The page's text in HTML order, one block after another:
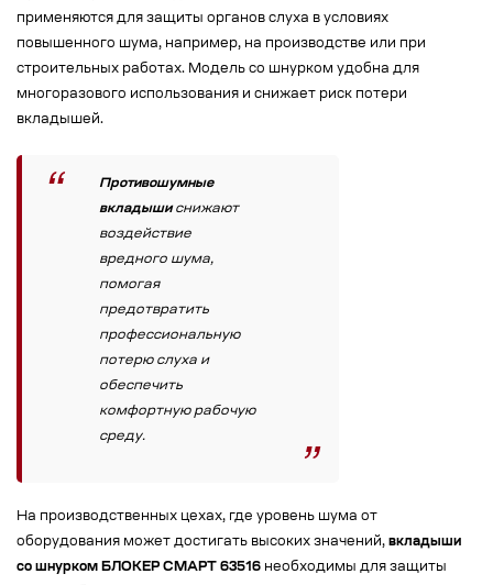
применяются для защиты органов слуха в условиях
повышенного шума, например, на производстве или при
строительных работах. Модель со шнурком удобна для
многоразового использования и снижает риск потери
вкладышей.
Противошумные
вкладышиснижают
воздействие
вредного шума,
помогая
предотвратить
профессиональную
потерю слуха и
обеспечить
комфортную рабочую
среду.
На производственных цехах, где уровень шума от
оборудования может достигать высоких значений, вкладыши
со шнурком БЛОКЕР СМАРТ 63516 необходимы для защиты